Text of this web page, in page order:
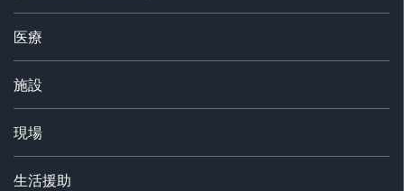
医療
施設
現場
生活援助